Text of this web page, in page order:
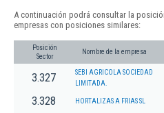
A continuación podrá consultar la
empresas con posiciones similares:
Posición
Sector
Nombre de la empresa
3.327
SEBI AGRICOLA SOCIEDAD
LIMITADA.
3.328 HORTALIZAS A FRIAS SL